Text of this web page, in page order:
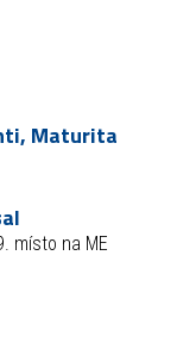
Maturita
místo na ME